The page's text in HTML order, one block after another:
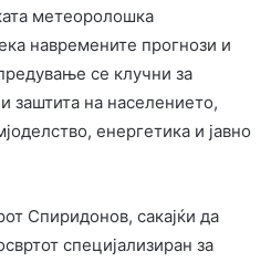
метеоролошка
навремените прогнози и
се клучни за
заштита на населението,
енергетика и јавно
Спиридонов, сакајќи да
специјализиран за